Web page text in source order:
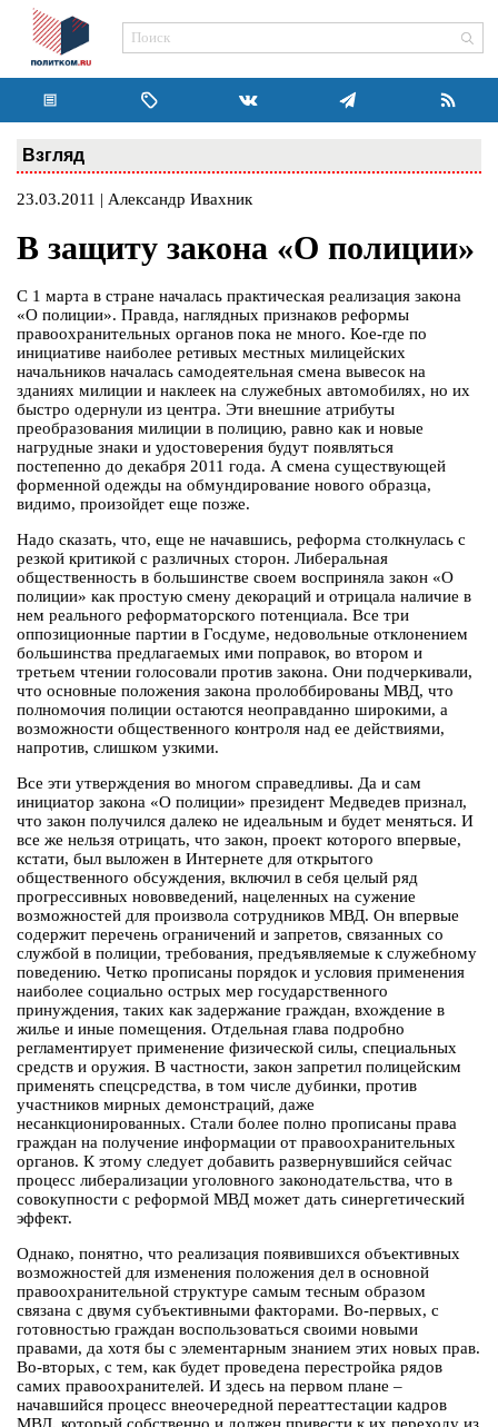
Взгляд
23.03.2011 | Александр Ивахник
В защиту закона «О полиции»
С 1 марта в стране началась практическая реализация закона
«О полиции». Правда, наглядных признаков реформы
правоохранительных органов пока не много. Кое-где по
инициативе наиболее ретивых местных милицейских
начальников началась самодеятельная смена вывесок на
зданиях милиции и наклеек на служебных автомобилях, но их
быстро одернули из центра. Эти внешние атрибуты
преобразования милиции в полицию, равно как и новые
нагрудные знаки и удостоверения будут появляться
постепенно до декабря 2011 года. А смена существующей
форменной одежды на обмундирование нового образца,
видимо, произойдет еще позже.
Надо сказать, что, еще не начавшись, реформа столкнулась с
резкой критикой с различных сторон. Либеральная
общественность в большинстве своем восприняла закон «О
полиции» как простую смену декораций и отрицала наличие в
нем реального реформаторского потенциала. Все три
оппозиционные партии в Госдуме, недовольные отклонением
большинства предлагаемых ими поправок, во втором и
третьем чтении голосовали против закона. Они подчеркивали,
что основные положения закона пролоббированы МВД, что
полномочия полиции остаются неоправданно широкими, а
возможности общественного контроля над ее действиями,
напротив, слишком узкими.
Все эти утверждения во многом справедливы. Да и сам
инициатор закона «О полиции» президент Медведев признал,
что закон получился далеко не идеальным и будет меняться. И
все же нельзя отрицать, что закон, проект которого впервые,
кстати, был выложен в Интернете для открытого
общественного обсуждения, включил в себя целый ряд
прогрессивных нововведений, нацеленных на сужение
возможностей для произвола сотрудников МВД. Он впервые
содержит перечень ограничений и запретов, связанных со
службой в полиции, требования, предъявляемые к служебному
поведению. Четко прописаны порядок и условия применения
наиболее социально острых мер государственного
принуждения, таких как задержание граждан, вхождение в
жилье и иные помещения. Отдельная глава подробно
регламентирует применение физической силы, специальных
средств и оружия. В частности, закон запретил полицейским
применять спецсредства, в том числе дубинки, против
участников мирных демонстраций, даже
несанкционированных. Стали более полно прописаны права
граждан на получение информации от правоохранительных
органов. К этому следует добавить развернувшийся сейчас
процесс либерализации уголовного законодательства, что в
совокупности с реформой МВД может дать синергетический
эффект.
Однако, понятно, что реализация появившихся объективных
возможностей для изменения положения дел в основной
правоохранительной структуре самым тесным образом
связана с двумя субъективными факторами. Во-первых, с
готовностью граждан воспользоваться своими новыми
правами, да хотя бы с элементарным знанием этих новых прав.
Во-вторых, с тем, как будет проведена перестройка рядов
самих правоохранителей. И здесь на первом плане –
начавшийся процесс внеочередной переаттестации кадров